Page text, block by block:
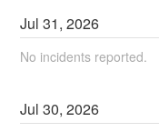
Jul31,2026
No incidents reported.
Jul30,2026